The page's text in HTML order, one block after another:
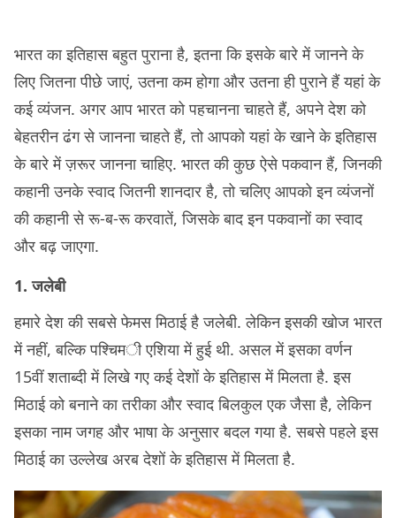
भारत का इतिहास बहुत पुराना है, इतना कि इसके बारे में जानने के
लिए जितना पीछे जाएं, उतना कम होगा और उतना ही पुराने हैं यहां के
कई व्यंजन. अगर आप भारत को पहचानना चाहते हैं, अपने देश को
बेहतरीन ढंग से जानना चाहते हैं, तो आपको यहां के खाने के इतिहास
के बारे में ज़रूर जानना चाहिए. भारत की कुछ ऐसे पकवान हैं, जिनकी
कहानी उनके स्वाद जितनी शानदार है, तो चलिए आपको इन व्यंजनों
की कहानी से रू-ब-रू करवातें, जिसके बाद इन पकवानों का स्वाद
और बढ़ जाएगा.
1. जलेबी
हमारे देश की सबसे फेमस मिठाई है जलेबी. लेकिन इसकी खोज भारत
में नहीं, बल्कि पश्चिमी एशिया में हुई थी. असल में इसका वर्णन
15वीं शताब्दी में लिखे गए कई देशों के इतिहास में मिलता है. इस
मिठाई को बनाने का तरीका और स्वाद बिलकुल एक जैसा है, लेकिन
इसका नाम जगह और भाषा के अनुसार बदल गया है. सबसे पहले इस
मिठाई का उल्लेख अरब देशों के इतिहास में मिलता है.